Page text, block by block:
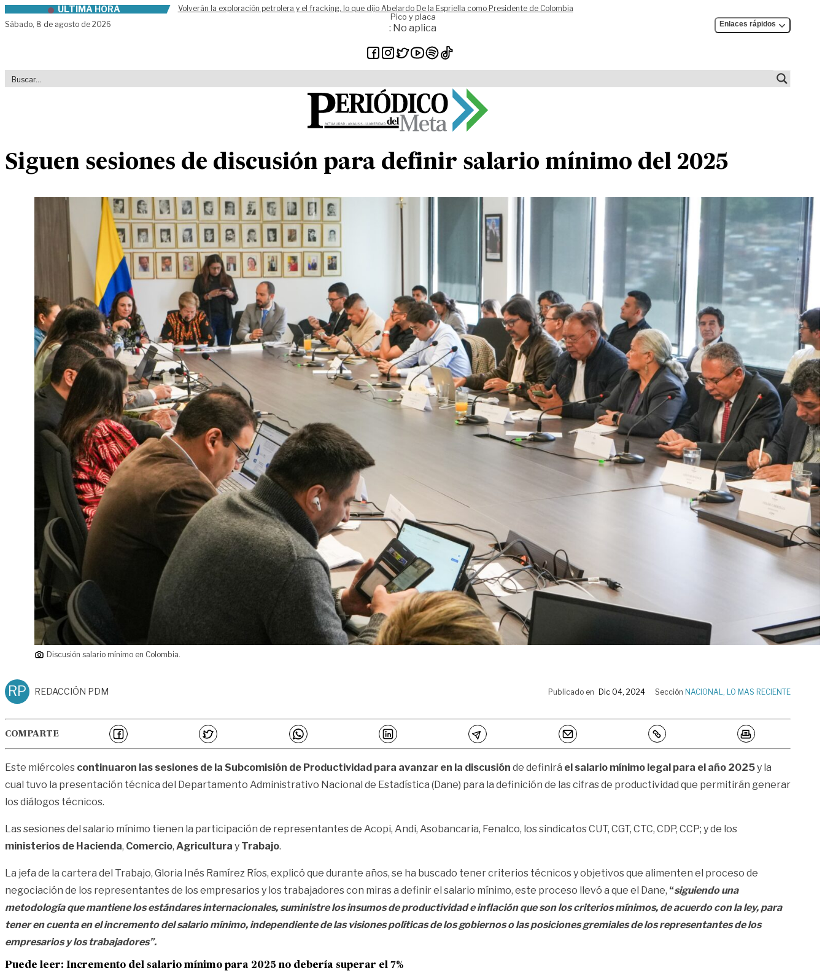
Skip to contentÚLTIMA HORA
Volverán la exploración petrolera y el fracking, lo que dijo Abelardo De la Espriella como Presidente de Colombia
Sábado, 8 de agosto de 2026
Pico y placa
: No aplica Enlaces rápidos
Siguen sesiones de discusión para definir salario mínimo del 2025
Discusión salario mínimo en Colombia.
RP REDACCIÓN PDM Publicado en Dic 04, 2024 Sección NACIONAL , LO MAS RECIENTE
COMPARTE
Este miércoles continuaron las sesiones de la Subcomisión de Productividad para avanzar en la discusión de definirá el salario mínimo legal para el año 2025y la
cual tuvo la presentación técnica del Departamento Administrativo Nacional de Estadística (Dane) para la definición de las cifras de productividad que permitirán generar
los diálogos técnicos.
Las sesiones del salario mínimo tienen la participación de representantes de Acopi, Andi, Asobancaria, Fenalco, los sindicatos CUT, CGT, CTC, CDP, CCP; y de los
ministerios de Hacienda, Comercio, Agricultura y Trabajo.
La jefa de la cartera del Trabajo, Gloria Inés Ramírez Ríos, explicó que durante años, se ha buscado tener criterios técnicos y objetivos que alimenten el proceso de
negociación de los representantes de los empresarios y los trabajadores con miras a definir el salario mínimo, este proceso llevó a que el Dane, “siguiendo una
metodología que mantiene los estándares internacionales, suministre los insumos de productividad e inflación que son los criterios mínimos, de acuerdo con la ley, para
tener en cuenta en el incremento del salario mínimo, independiente de las visiones políticas de los gobiernos o las posiciones gremiales de los representantes de los
empresarios y los trabajadores”.
Puede leer: Incremento del salario mínimo para 2025 no debería superar el 7%